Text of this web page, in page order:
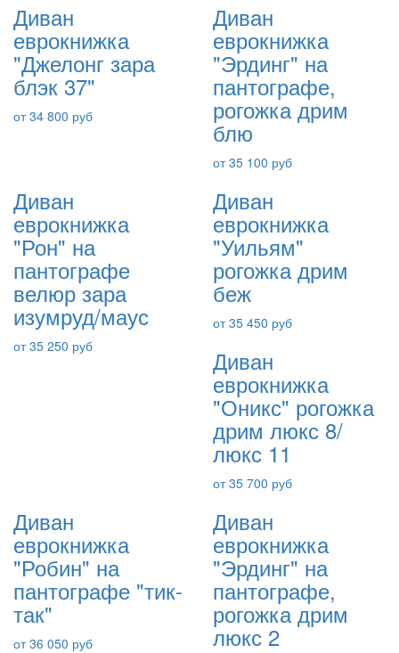
Диван
еврокнижка
"Джелонг зара
блэк 37"
от 34 800 руб
Диван
еврокнижка
"Эрдинг" на
пантографе,
рогожка дрим
блю
от 35 100 руб
Диван
еврокнижка
"Рон" на
пантографе
велюр зара
изумруд/маус
от 35 250 руб
Диван
еврокнижка
"Уильям"
рогожка дрим
беж
от 35 450 руб
Диван
еврокнижка
"Оникс" рогожка
дрим люкс 8/
люкс 11
от 35 700 руб
Диван
еврокнижка
"Робин" на
пантографе "тик-
так"
от 36 050 руб
Диван
еврокнижка
"Эрдинг" на
пантографе,
рогожка дрим
люкс 2